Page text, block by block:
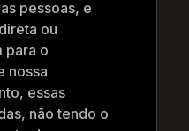
pessoas, e
ou
para o
nossa
essas
não tendo o